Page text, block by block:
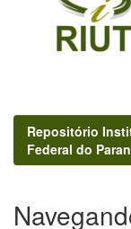
Repositório
Federal do